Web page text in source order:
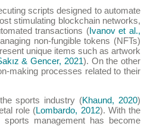
scripts designed to automate
stimulating blockchain networks,
transactions (Ivanov et al.,
non-fungible tokens (NFTs)
unique items such as artwork
& Gencer, 2021). On the other
making processes related to their
sports industry (Khaund, 2020)
role (Lombardo, 2012). With the
management has become